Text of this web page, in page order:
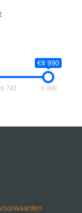
€8 990
6 743 8 990